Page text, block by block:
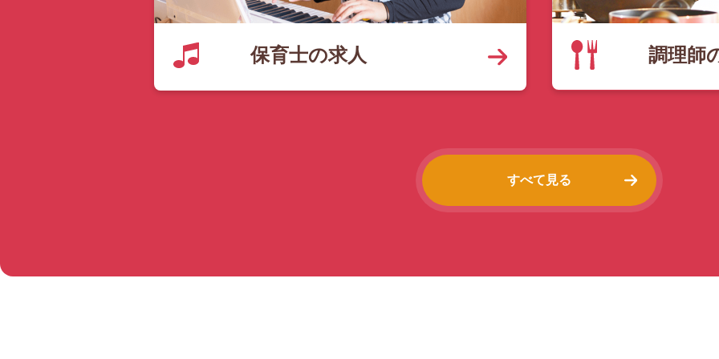
保育士の求人 調理師
すべて見る